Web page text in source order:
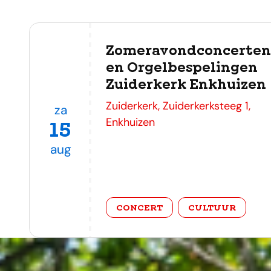
za
15
aug
Zomeravondconcerten
en Orgelbespelingen
Zuiderkerk Enkhuizen
adres
Zuiderkerk, Zuiderkerksteeg 1,
Enkhuizen
categorie
CONCERT CULTUUR